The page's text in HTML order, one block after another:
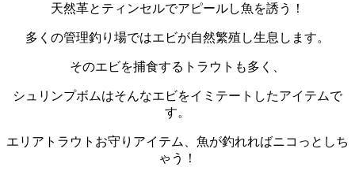
天然革とティンセルでアピールし魚を誘う！
多くの管理釣り場ではエビが自然繁殖し生息します。
そのエビを捕食するトラウトも多く、
シュリンプボムはそんなエビをイミテートしたアイテムで
す。
エリアトラウトお守りアイテム、魚が釣れればニコっとしち
ゃう！